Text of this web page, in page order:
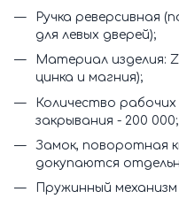
Ручка реверсивная
для левых дверей);
Материал изделия:
цинка и магния);
Количество
закрывания - 200 000;
Замок, поворотная
докупаются
Пружинный механизм